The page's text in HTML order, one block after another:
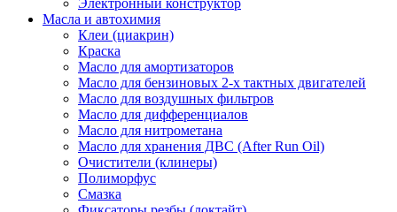
Электронный конструктор
Масла и автохимия
Клеи (циакрин)
Краска
Масло для амортизаторов
Масло для бензиновых 2-х тактных двигателей
Масло для воздушных фильтров
Масло для дифференциалов
Масло для нитрометана
Масло для хранения ДВС (After Run Oil)
Очистители (клинеры)
Полиморфус
Смазка